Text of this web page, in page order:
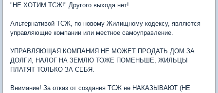
"НЕ ХОТИМ ТСЖ!" Другого выхода нет!
Альтернативой ТСЖ, по новому Жилищному кодексу, являются
управляющие компании или местное самоуправление.
УПРАВЛЯЮЩАЯ КОМПАНИЯ НЕ МОЖЕТ ПРОДАТЬ ДОМ ЗА
ДОЛГИ, НАЛОГ НА ЗЕМЛЮ ТОЖЕ ПОМЕНЬШЕ, ЖИЛЬЦЫ
ПЛАТЯТ ТОЛЬКО ЗА СЕБЯ.
Внимание! За отказ от создания ТСЖ не НАКАЗЫВАЮТ (НЕ